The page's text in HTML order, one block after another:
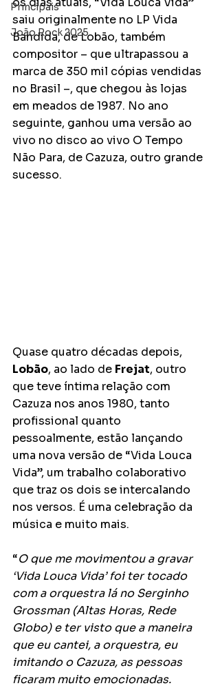
Principais
João Rock 2025
saiu originalmente no LP Vida
Bandida, de Lobão, também
compositor – que ultrapassou a
marca de 350 mil cópias vendidas
no Brasil –, que chegou às lojas
em meados de 1987. No ano
seguinte, ganhou uma versão ao
vivo no disco ao vivo O Tempo
Não Para, de Cazuza, outro grande
sucesso.
Quase quatro décadas depois,
Lobão, ao lado de Frejat, outro
que teve íntima relação com
Cazuza nos anos 1980, tanto
profissional quanto
pessoalmente, estão lançando
uma nova versão de “Vida Louca
Vida”, um trabalho colaborativo
que traz os dois se intercalando
nos versos. É uma celebração da
música e muito mais.
“O que me movimentou a gravar
‘Vida Louca Vida’ foi ter tocado
com a orquestra lá no Serginho
Grossman (Altas Horas, Rede
Globo) e ter visto que a maneira
que eu cantei, a orquestra, eu
imitando o Cazuza, as pessoas
ficaram muito emocionadas.